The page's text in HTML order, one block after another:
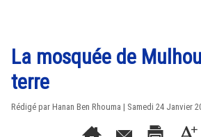
La mosquée de
terre
Rédigé par Hanan Ben Rhouma | Samedi 24 Janvier